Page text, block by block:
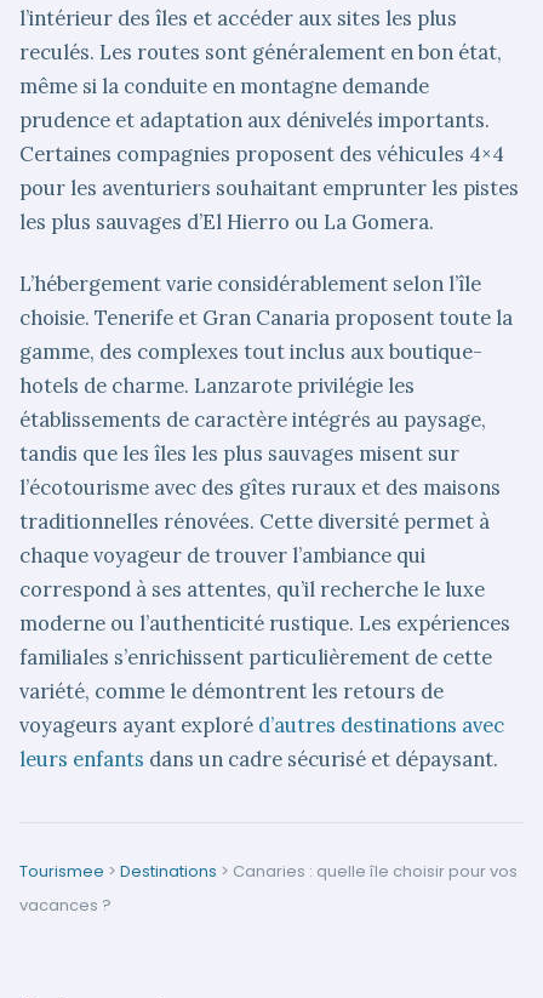
l’intérieur des îles et accéder aux sites les plus
reculés. Les routes sont généralement en bon état,
même si la conduite en montagne demande
prudence et adaptation aux dénivelés importants.
Certaines compagnies proposent des véhicules 4×4
pour les aventuriers souhaitant emprunter les pistes
les plus sauvages d’El Hierro ou La Gomera.
L’hébergement varie considérablement selon l’île
choisie. Tenerife et Gran Canaria proposent toute la
gamme, des complexes tout inclus aux boutique-
hotels de charme. Lanzarote privilégie les
établissements de caractère intégrés au paysage,
tandis que les îles les plus sauvages misent sur
l’écotourisme avec des gîtes ruraux et des maisons
traditionnelles rénovées. Cette diversité permet à
chaque voyageur de trouver l’ambiance qui
correspond à ses attentes, qu’il recherche le luxe
moderne ou l’authenticité rustique. Les expériences
familiales s’enrichissent particulièrement de cette
variété, comme le démontrent les retours de
voyageurs ayant exploré d’autres destinations avec
leurs enfants dans un cadre sécurisé et dépaysant.
Tourismee > Destinations > Canaries : quelle île choisir pour vos
vacances ?